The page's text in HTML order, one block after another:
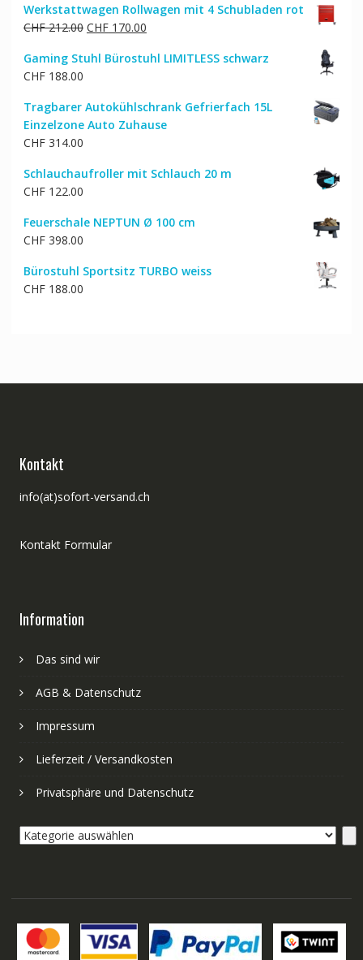
war:
CHF 114.00
ist:
CHF 92.00.
Werkstattwagen Rollwagen mit 4 Schubladen rot
CHF212.00 Ursprünglicher
war:
CHF170.00Aktueller
ist:
Gaming Stuhl Bürostuhl LIMITLESS schwarz
CHF188.00
Tragbarer Autokühlschrank Gefrierfach 15L
Einzelzone Auto Zuhause
CHF314.00
Schlauchaufroller mit Schlauch 20 m
CHF122.00
Feuerschale NEPTUN Ø 100 cm
CHF398.00
Bürostuhl Sportsitz TURBO weiss
CHF188.00
Kontakt
info(at)sofort-versand.ch
Kontakt Formular
Information
Das sind wir
AGB & Datenschutz
Impressum
Lieferzeit / Versandkosten
Privatsphäre und Datenschutz
Kategorie